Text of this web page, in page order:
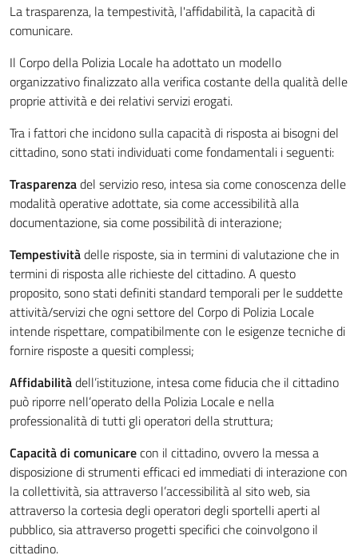
Descrizione completa
La trasparenza, la tempestività, l'affidabilità, la capacità di
comunicare.
Il Corpo della Polizia Locale ha adottato un modello
organizzativo finalizzato alla verifica costante della qualità delle
proprie attività e dei relativi servizi erogati.
Tra i fattori che incidono sulla capacità di risposta ai bisogni del
cittadino, sono stati individuati come fondamentali i seguenti:
Trasparenzadel servizio reso, intesa sia come conoscenza delle
modalità operative adottate, sia come accessibilità alla
documentazione, sia come possibilità di interazione;
Tempestivitàdelle risposte, sia in termini di valutazione che in
termini di risposta alle richieste del cittadino. A questo
proposito, sono stati definiti standard temporali per le suddette
attività/servizi che ogni settore del Corpo di Polizia Locale
intende rispettare, compatibilmente con le esigenze tecniche di
fornire risposte a quesiti complessi;
Affidabilitàdell’istituzione, intesa come fiducia che il cittadino
può riporre nell’operato della Polizia Locale e nella
professionalità di tutti gli operatori della struttura;
Capacità di comunicarecon il cittadino, ovvero la messa a
disposizione di strumenti efficaci ed immediati di interazione con
la collettività, sia attraverso l’accessibilità al sito web, sia
attraverso la cortesia degli operatori degli sportelli aperti al
pubblico, sia attraverso progetti specifici che coinvolgono il
cittadino.